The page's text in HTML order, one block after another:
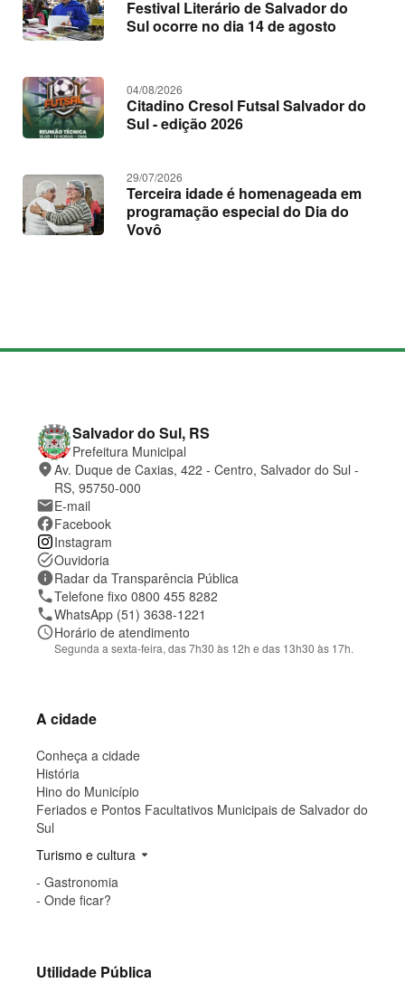
Festival Literário de Salvador do
Sul ocorre no dia 14 de agosto
04/08/2026
Citadino Cresol Futsal Salvador do
Sul - edição 2026
29/07/2026
Terceira idade é homenageada em
programação especial do Dia do
Vovô
M
C
o
n
t
t
o
e
l
o
c
a
l
i
z
Salvador do Sul, RS
Prefeitura Municipal
placeAv. Duque de Caxias, 422 - Centro, Salvador do Sul -
RS, 95750-000
mailE-mail
facebookFacebook
Instagram
task_altOuvidoria
information
Radar da Transparência Pública
phoneTelefone fixo 0800 455 8282
phoneWhatsApp (51) 3638-1221
scheduleHorário de atendimento
Segunda a sexta-feira, das 7h30 às 12h e das 13h30 às 17h.
A cidade
Conheça a cidade
História
Hino do Município
Feriados e Pontos Facultativos Municipais de Salvador do
Sul
Turismo e cultura arrow_drop_down
- Gastronomia
- Onde ficar?
Utilidade Pública